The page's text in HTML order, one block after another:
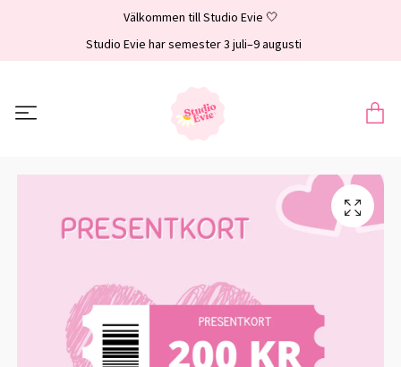
Välkommen till Studio Evie 🤍
Studio Evie har semester 3 juli–9 augusti